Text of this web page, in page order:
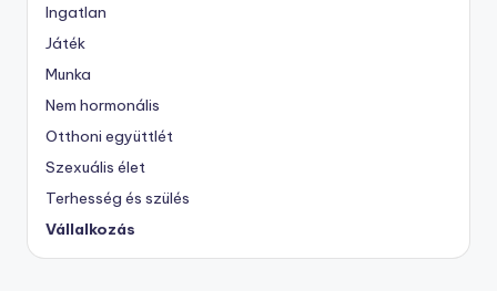
Ingatlan
Játék
Munka
Nem hormonális
Otthoni együttlét
Szexuális élet
Terhesség és szülés
Vállalkozás